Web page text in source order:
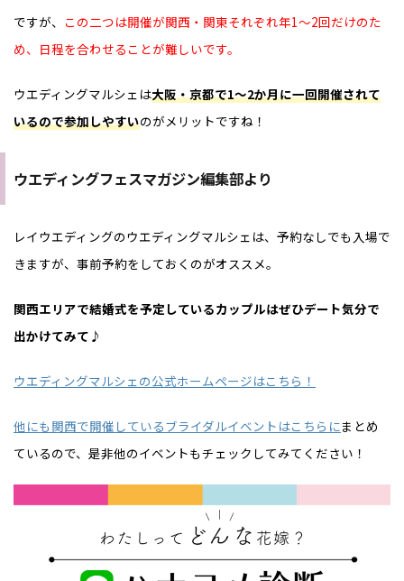
ですが、 この二つは開催が関西・関東それぞれ年1～2回だけのた
め、日程を合わせることが難しいです。
ウエディングマルシェは大阪・京都で1～2か月に一回開催されて
いるので参加しやすいのがメリットですね！
ウエディングフェスマガジン編集部より
レイウエディングのウエディングマルシェは、予約なしでも入場で
きますが、事前予約をしておくのがオススメ。
関西エリアで結婚式を予定しているカップルはぜひデート気分で
出かけてみて♪
ウエディングマルシェの公式ホームページはこちら！
他にも関西で開催しているブライダルイベントはこちらにまとめ
ているので、是非他のイベントもチェックしてみてください！